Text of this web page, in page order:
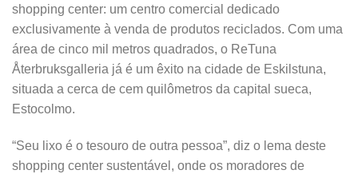
shopping center: um centro comercial dedicado
exclusivamente à venda de produtos reciclados. Com uma
área de cinco mil metros quadrados, o ReTuna
Återbruksgalleria já é um êxito na cidade de Eskilstuna,
situada a cerca de cem quilômetros da capital sueca,
Estocolmo.
“Seu lixo é o tesouro de outra pessoa”, diz o lema deste
shopping center sustentável, onde os moradores de